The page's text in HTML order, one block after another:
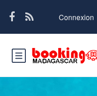
Connexion